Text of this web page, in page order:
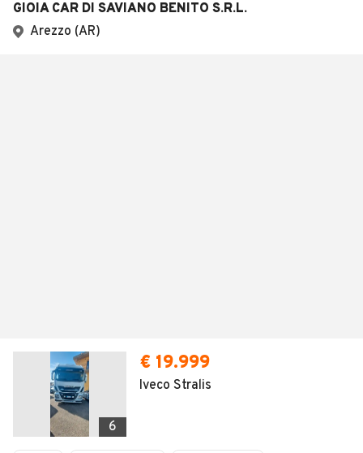
GIOIA CAR DI SAVIANO BENITO S.R.L.
Arezzo (AR)
6
€ 19.999
Iveco Stralis